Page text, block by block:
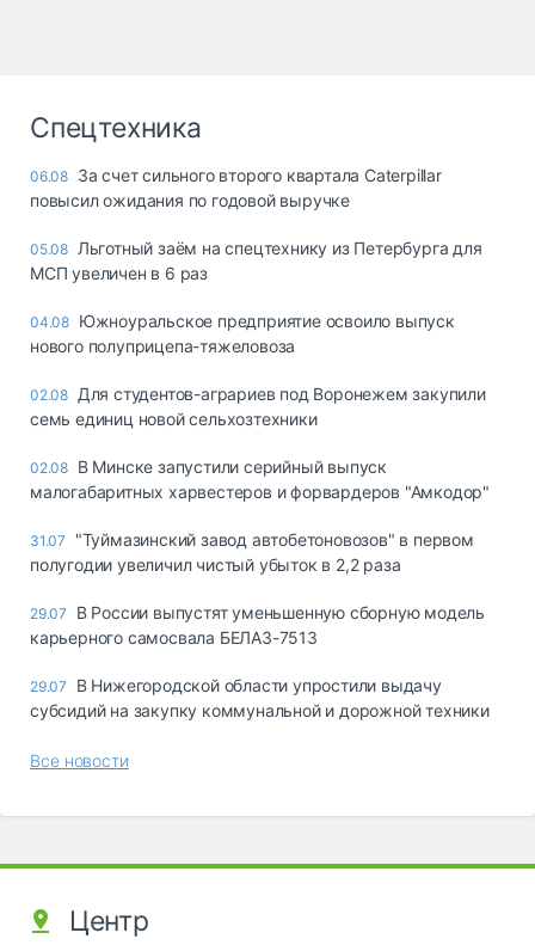
Спецтехника
06.08 За счет сильного второго квартала Caterpillar
повысил ожидания по годовой выручке
05.08 Льготный заём на спецтехнику из Петербурга для
МСП увеличен в 6 раз
04.08 Южноуральское предприятие освоило выпуск
нового полуприцепа-тяжеловоза
02.08 Для студентов-аграриев под Воронежем закупили
семь единиц новой сельхозтехники
02.08 В Минске запустили серийный выпуск
малогабаритных харвестеров и форвардеров "Амкодор"
31.07
"Туймазинский завод автобетоновозов" в первом
полугодии увеличил чистый убыток в 2,2 раза
29.07
В России выпустят уменьшенную сборную модель
карьерного самосвала БЕЛАЗ-7513
29.07
В Нижегородской области упростили выдачу
субсидий на закупку коммунальной и дорожной техники
Все новости
Центр